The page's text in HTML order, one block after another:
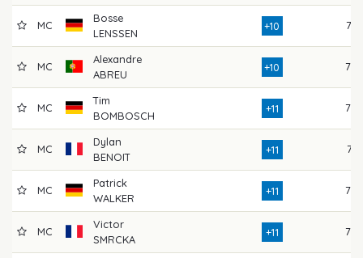
MC
Bosse
LENSSEN
+10 76
MC
Alexandre
ABREU
+10 79
MC
Tim
BOMBOSCH
+11 78
MC
Dylan
BENOIT
+11 74
MC
Patrick
WALKER
+11 79
MC
Victor
SMRCKA
+11 78